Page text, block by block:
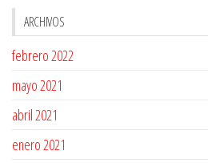
ARCHIVOS
febrero 2022
mayo 2021
abril 2021
enero 2021